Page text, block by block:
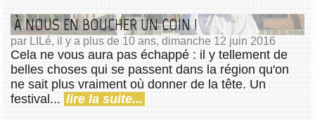
À NOUS EN BOUCHER UN COIN !
par LILé, il y a plus de 10 ans, dimanche 12 juin 2016
Cela ne vous aura pas échappé : il y tellement de
belles choses qui se passent dans la région qu'on
ne sait plus vraiment où donner de la tête. Un
festival... lire la suite...